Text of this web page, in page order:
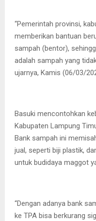
“Pemerintah provinsi,
memberikan bantuan
sampah (bentor),
adalah sampah yang
ujarnya, Kamis (06/03/
Basuki mencontohkan
Kabupaten Lampung
Bank sampah ini
jual, seperti biji plastik,
untuk budidaya maggot
“Dengan adanya bank
ke TPA bisa berkurang